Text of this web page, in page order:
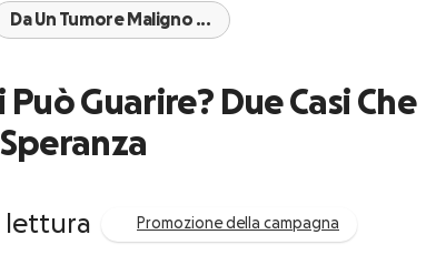
Da Un Tumore Maligno ...
Guarire? Due Casi Che
lettura Promozione della campagna